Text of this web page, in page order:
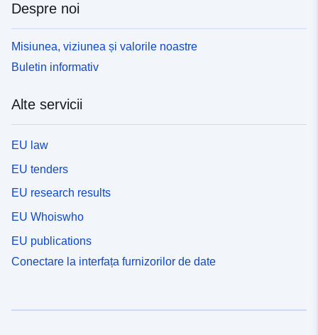
Despre noi
Misiunea, viziunea și valorile noastre
Buletin informativ
Alte servicii
EU law
EU tenders
EU research results
EU Whoiswho
EU publications
Conectare la interfața furnizorilor de date